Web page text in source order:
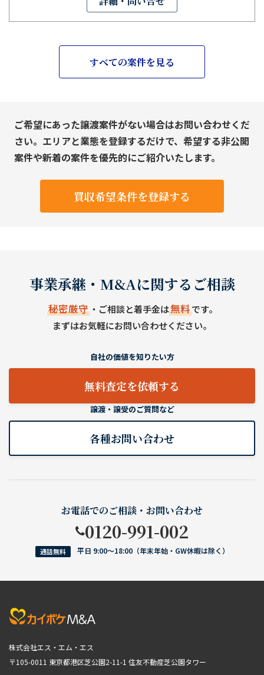
すべての案件を見る
ご希望にあった譲渡案件がない場合はお問い合わせくだ
さい。エリアと業態を登録するだけで、希望する非公開
案件や新着の案件を優先的にご紹介いたします。
買収希望条件を登録する
事業承継・M&Aに関するご相談
秘密厳守・ご相談と着手金は無料です。
まずはお気軽にお問い合わせください。
自社の価値を知りたい方
無料査定を依頼する
譲渡・譲受のご質問など
各種お問い合わせ
お電話でのご相談・お問い合わせ
0120-991-002
通話無料 平日 9:00〜18:00（年末年始・GW休暇は除く）
株式会社エス・エム・エス
〒105-0011 東京都港区芝公園2-11-1 住友不動産芝公園タワー